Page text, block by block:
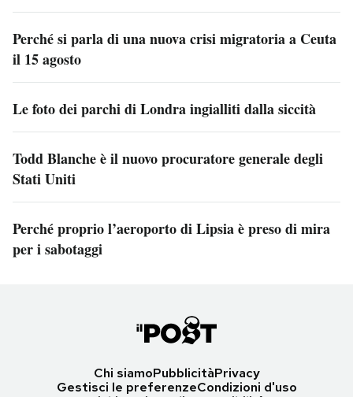
Perché si parla di una nuova crisi migratoria a Ceuta
il 15 agosto
Le foto dei parchi di Londra ingialliti dalla siccità
Todd Blanche è il nuovo procuratore generale degli
Stati Uniti
Perché proprio l’aeroporto di Lipsia è preso di mira
per i sabotaggi
Chi siamoPubblicitàPrivacy
Gestisci le preferenzeCondizioni d'uso